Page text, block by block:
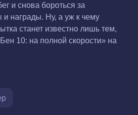
и снова бороться за
и награды. Ну, а уж к чему
станет известно лишь тем,
10: на полной скорости» на